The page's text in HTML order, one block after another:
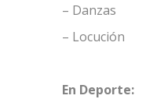
– Danzas
– Locución
En Deporte: